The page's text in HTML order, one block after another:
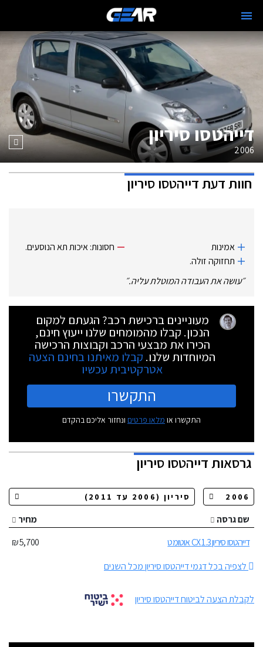
דייהטסו סיריון
2006
חוות דעתדייהטסו סיריון
אמינות
תחזוקה זולה.
חסונות: איכות תא הנוסעים.
״עושה את העבודה המוטלת עליה.״
מעוניינים ברכישת רכב? הגעתם למקום
הנכון. קבלו מהמומחים שלנו ייעוץ חינם,
הכירו את מבצעי הרכב וקבוצות הרכישה
המיוחדות שלנו. קבלו מאיתנו בחינם הצעה
אטרקטיבית עכשיו
התקשרו
התקשרו או מלאו פרטים ונחזור אליכם בהקדם
גרסאותדייהטסו סיריון
שם גרסה
מחיר
דייהטסו סיריון 1.3 CX אוטומט
5,700 ₪
לצפיה בכל דגמי דייהטסו סיריון מכל השנים
לקבלת הצעה לביטוח דייהטסו סיריון